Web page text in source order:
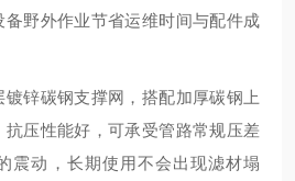
野外作业节省运维时间与配件成
锌碳钢支撑网，搭配加厚碳钢上
压性能好，可承受管路常规压差
震动，长期使用不会出现滤材塌